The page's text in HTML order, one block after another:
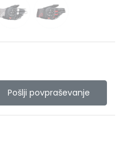
Pošlji povpraševanje